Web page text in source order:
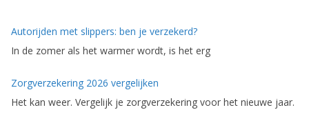
Autorijden met slippers: ben je verzekerd?
In de zomer als het warmer wordt, is het erg
Zorgverzekering 2026 vergelijken
Het kan weer. Vergelijk je zorgverzekering voor het nieuwe jaar.